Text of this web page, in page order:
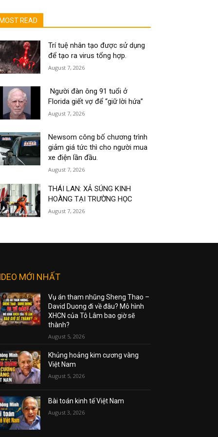
MOST READ
Trí tuệ nhân tạo được sử dụng
để tạo ra virus tổng hợp.
August 7, 2026
Người đàn ông 91 tuổi ở
Florida giết vợ để “giữ lời hứa”
August 7, 2026
Newsom công bố chương trình
giảm giá tức thì cho người mua
xe điện lần đầu.
August 7, 2026
THÁI LAN: XẢ SÚNG KINH
HOÀNG TẠI TRƯỜNG HỌC
August 7, 2026
MỚI NHẤT
Vụ án tham nhũng Sheng Thao –
David Duong đi về đâu? Mô hình
XHCN của Tô Lâm bao giờ sẽ
thành?
August 5, 2026
Khủng hoảng kim cương vàng
Việt Nam
August 5, 2026
Bài toán kinh tế Việt Nam
August 3, 2026